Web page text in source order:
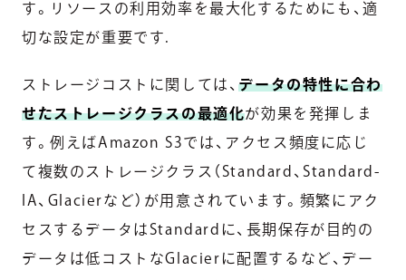
す。リソースの利用効率を最大化するためにも、適
切な設定が重要です.
ストレージコストに関しては、データの特性に合わ
せたストレージクラスの最適化が効果を発揮しま
す。例えばAmazon S3では、アクセス頻度に応じ
て複数のストレージクラス（Standard、Standard-
IA、Glacierなど）が用意されています。頻繁にアク
セスするデータはStandardに、長期保存が目的の
データは低コストなGlacierに配置するなど、デー